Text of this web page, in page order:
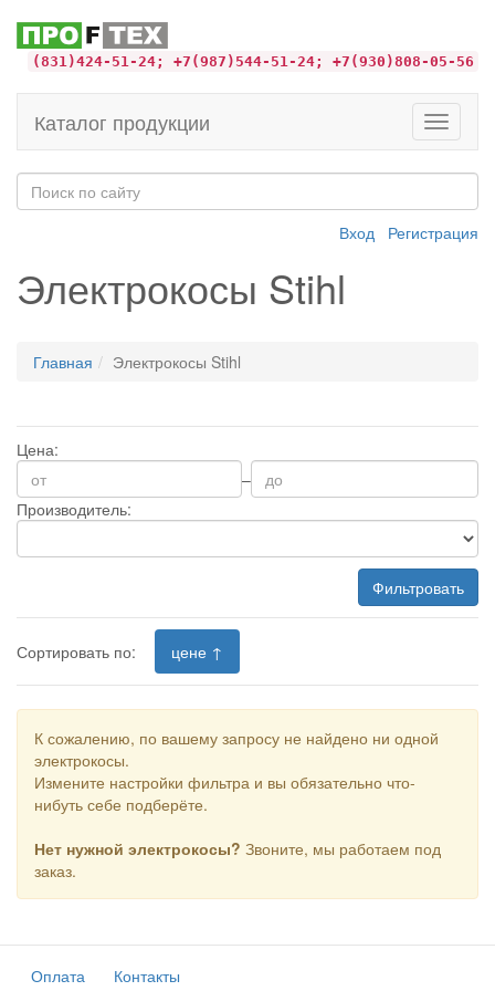
(831)424-51-24; +7(987)544-51-24; +7(930)808-05-56
Toggle
Каталог продукции
Вход Регистрация
Электрокосы Stihl
Главная Электрокосы Stihl
Цена:
–
Производитель:
Фильтровать
Сортировать по: цене ↑
К сожалению, по вашему запросу не найдено ни одной
электрокосы.
Измените настройки фильтра и вы обязательно что-
нибуть себе подберёте.
Нет нужной электрокосы? Звоните, мы работаем под
заказ.
Оплата Контакты